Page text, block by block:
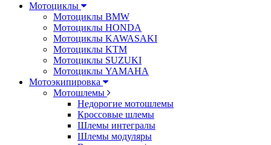
Мотоциклы
Мотоциклы BMW
Мотоциклы HONDA
Мотоциклы KAWASAKI
Мотоциклы KTM
Мотоциклы SUZUKI
Мотоциклы YAMAHA
Мотоэкипировка
Мотошлемы
Недорогие мотошлемы
Кроссовые шлемы
Шлемы интегралы
Шлемы модуляры